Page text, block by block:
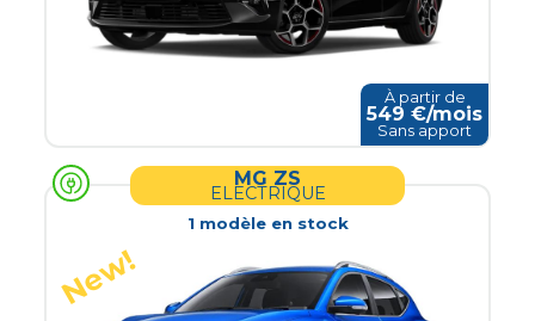
À partir de
549 €/mois
Sans apport
MG ZS
ELECTRIQUE
1modèleen stock